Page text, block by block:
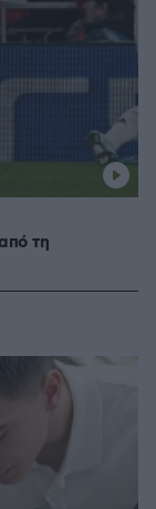
τη